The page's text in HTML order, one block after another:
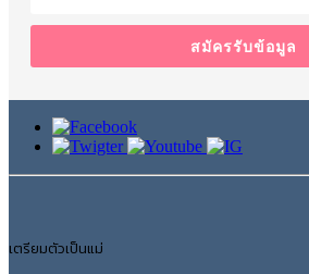
สมัครรับข้อมูล
เตรียมตัวเป็นแม่